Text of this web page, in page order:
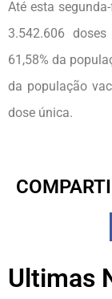
Até esta
3.542.606
61,58% da
da população
dose única.
Ultimas